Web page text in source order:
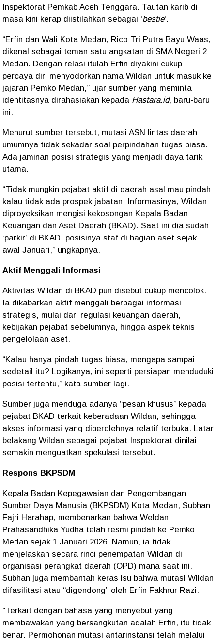
Inspektorat Pemkab Aceh Tenggara. Tautan karib di
masa kini kerap diistilahkan sebagai 'bestie'.
“Erfin dan Wali Kota Medan, Rico Tri Putra Bayu Waas,
dikenal sebagai teman satu angkatan di SMA Negeri 2
Medan. Dengan relasi itulah Erfin diyakini cukup
percaya diri menyodorkan nama Wildan untuk masuk ke
jajaran Pemko Medan,” ujar sumber yang meminta
identitasnya dirahasiakan kepada Hastara.id, baru-baru
ini.
Menurut sumber tersebut, mutasi ASN lintas daerah
umumnya tidak sekadar soal perpindahan tugas biasa.
Ada jaminan posisi strategis yang menjadi daya tarik
utama.
“Tidak mungkin pejabat aktif di daerah asal mau pindah
kalau tidak ada prospek jabatan. Informasinya, Wildan
diproyeksikan mengisi kekosongan Kepala Badan
Keuangan dan Aset Daerah (BKAD). Saat ini dia sudah
‘parkir’ di BKAD, posisinya staf di bagian aset sejak
awal Januari,” ungkapnya.
Aktif Menggali Informasi
Aktivitas Wildan di BKAD pun disebut cukup mencolok.
Ia dikabarkan aktif menggali berbagai informasi
strategis, mulai dari regulasi keuangan daerah,
kebijakan pejabat sebelumnya, hingga aspek teknis
pengelolaan aset.
“Kalau hanya pindah tugas biasa, mengapa sampai
sedetail itu? Logikanya, ini seperti persiapan menduduki
posisi tertentu,” kata sumber lagi.
Sumber juga menduga adanya “pesan khusus” kepada
pejabat BKAD terkait keberadaan Wildan, sehingga
akses informasi yang diperolehnya relatif terbuka. Latar
belakang Wildan sebagai pejabat Inspektorat dinilai
semakin menguatkan spekulasi tersebut.
Respons BKPSDM
Kepala Badan Kepegawaian dan Pengembangan
Sumber Daya Manusia (BKPSDM) Kota Medan, Subhan
Fajri Harahap, membenarkan bahwa Weldan
Prahasandhika Yudha telah resmi pindah ke Pemko
Medan sejak 1 Januari 2026. Namun, ia tidak
menjelaskan secara rinci penempatan Wildan di
organisasi perangkat daerah (OPD) mana saat ini.
Subhan juga membantah keras isu bahwa mutasi Wildan
difasilitasi atau “digendong” oleh Erfin Fakhrur Razi.
“Terkait dengan bahasa yang menyebut yang
membawakan yang bersangkutan adalah Erfin, itu tidak
benar. Permohonan mutasi antarinstansi telah melalui